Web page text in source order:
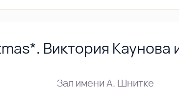
Виктория Каунова
Зал имени А. Шнитке